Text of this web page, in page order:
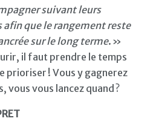
suivant leurs
afin que le rangement reste
sur le long terme. »
il faut prendre le temps
prioriser ! Vous y gagnerez
vous vous lancez quand ?